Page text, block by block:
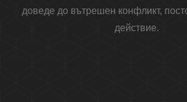
доведе до вътрешен конфликт,
действие.